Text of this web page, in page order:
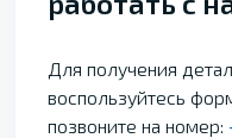
Для получения
воспользуйтесь
позвоните на номер: